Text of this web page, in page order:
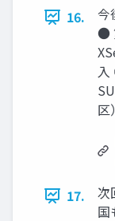
16.
●
区
17.
次
国